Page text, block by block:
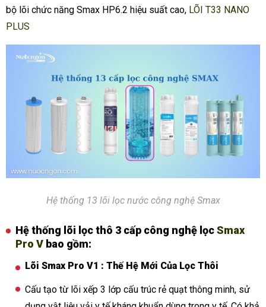
bộ lõi chức năng Smax HP6.2 hiệu suất cao, LÕI T33 NANO
PLUS
Hệ thống 13 lõi lọc nước công nghệ Smax
Hệ thống lõi lọc thô 3 cấp công nghệ lọcSmax
Pro V bao gồm:
Lõi Smax Pro V1 : Thế Hệ Mới Của Lọc Thôi
Cấu tạo từ lõi xếp 3 lớp cấu trúc rẻ quạt thông minh, sử